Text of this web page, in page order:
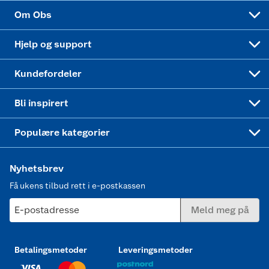
Om Obs
Hjelp og support
Kundefordeler
Bli inspirert
Populære kategorier
Nyhetsbrev
Få ukens tilbud rett i e-postkassen
E-postadresse Meld meg på
Betalingsmetoder Leveringsmetoder